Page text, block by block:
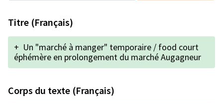
Titre (Français)
+ Un "marché à manger" temporaire / food court
éphémère en prolongement du marché Augagneur
Corps du texte (Français)